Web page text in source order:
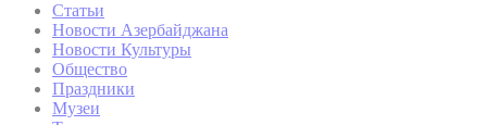
Статьи
Новости Азербайджана
Новости Культуры
Общество
Праздники
Музеи